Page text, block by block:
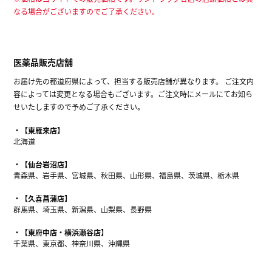
なる場合がございますのでご了承ください。
医薬品販売店舗
お届け先の都道府県によって、担当する販売店舗が異なります。 ご注文内
容によっては変更となる場合もございます。ご注文時にメールにてお知ら
せいたしますので予めご了承ください。
【東雁来店】
北海道
【仙台岩沼店】
青森県、岩手県、宮城県、秋田県、山形県、福島県、茨城県、栃木県
【久喜菖蒲店】
群馬県、埼玉県、新潟県、山梨県、長野県
【東府中店・横浜瀬谷店】
千葉県、東京都、神奈川県、沖縄県